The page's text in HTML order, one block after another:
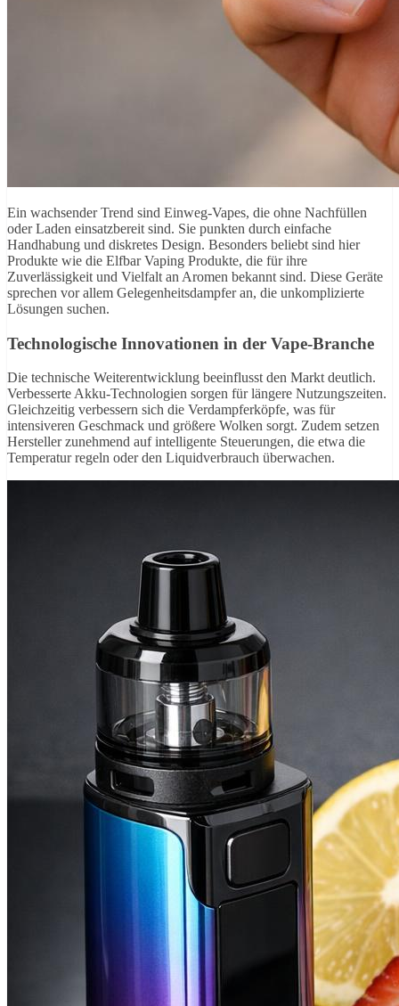
Ein wachsender Trend sind Einweg-Vapes, die ohne Nachfüllen
oder Laden einsatzbereit sind. Sie punkten durch einfache
Handhabung und diskretes Design. Besonders beliebt sind hier
Produkte wie die Elfbar Vaping Produkte, die für ihre
Zuverlässigkeit und Vielfalt an Aromen bekannt sind. Diese Geräte
sprechen vor allem Gelegenheitsdampfer an, die unkomplizierte
Lösungen suchen.
Technologische Innovationen in der Vape-Branche
Die technische Weiterentwicklung beeinflusst den Markt deutlich.
Verbesserte Akku-Technologien sorgen für längere Nutzungszeiten.
Gleichzeitig verbessern sich die Verdampferköpfe, was für
intensiveren Geschmack und größere Wolken sorgt. Zudem setzen
Hersteller zunehmend auf intelligente Steuerungen, die etwa die
Temperatur regeln oder den Liquidverbrauch überwachen.